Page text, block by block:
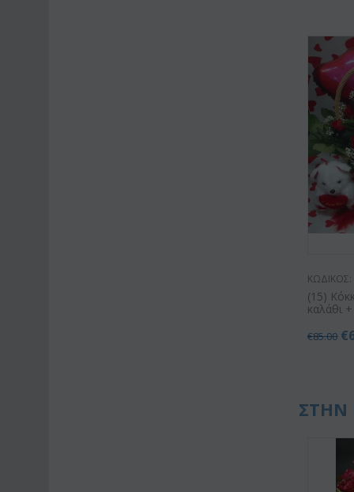
ΚΩΔΙΚΟΣ:
(15)
καλάθι
€85.00 €
ΣΤΗΝ